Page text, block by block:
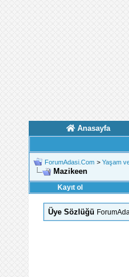
Anasayfa
ForumAdasi.Com > Yaşam
Mazikeen
Kayıt ol
Üye Sözlüğü